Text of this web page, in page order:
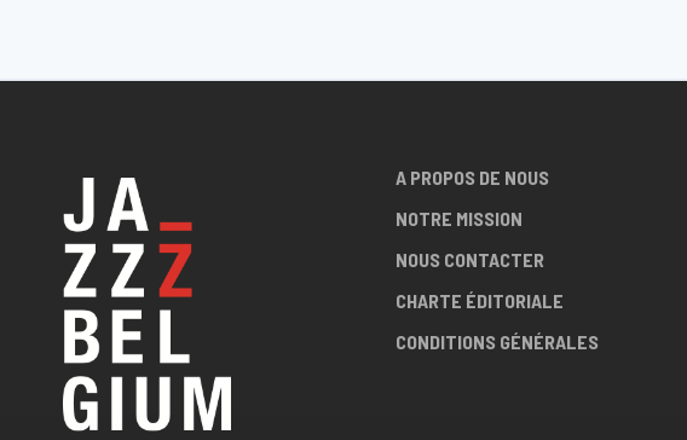
A PROPOS DE NOUS
NOTRE MISSION
NOUS CONTACTER
CHARTE ÉDITORIALE
CONDITIONS GÉNÉRALES